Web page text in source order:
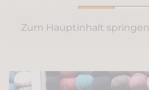
Zum Hauptinhalt springen